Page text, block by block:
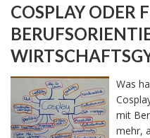
COSPLAY ODER
Was
mit
mehr,